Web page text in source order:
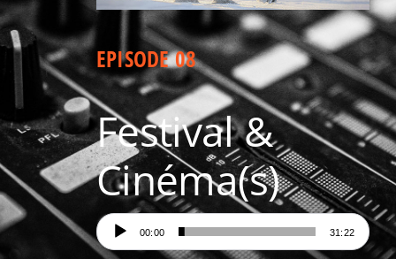
Aux quatre coins de Paris
EPISODE 08
Festival &
Cinéma(s)
Lecteur
audio
00:00 31:22